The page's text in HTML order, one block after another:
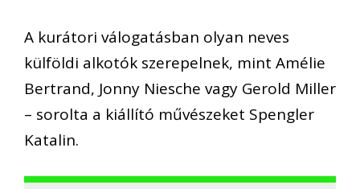
A kurátori válogatásban olyan neves
külföldi alkotók szerepelnek, mint Amélie
Bertrand, Jonny Niesche vagy Gerold Miller
– sorolta a kiállító művészeket Spengler
Katalin.